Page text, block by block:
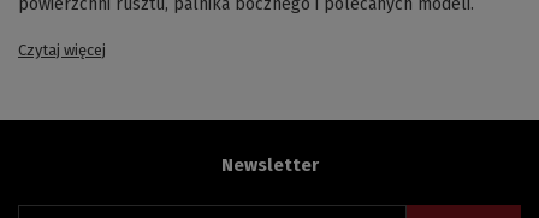
powierzchni rusztu, palnika bocznego i polecanych modeli.
Czytaj więcej
Newsletter